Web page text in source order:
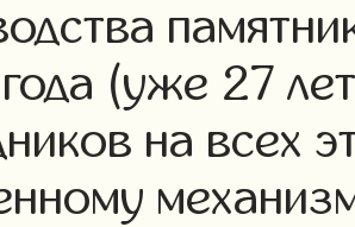
(уже 27
на всех